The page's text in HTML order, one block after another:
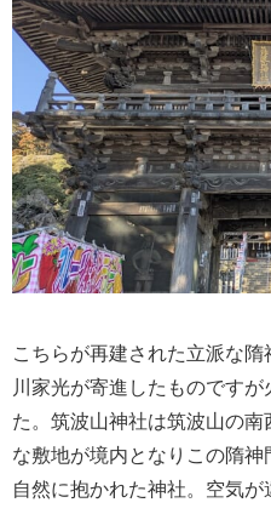
こちらが再建された立派な
川家光が寄進したものです
た。筑波山神社は筑波山の
な敷地が境内となりこの隋神
自然に抱かれた神社。空気が